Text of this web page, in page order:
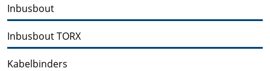
Inbusbout
Inbusbout TORX
Kabelbinders